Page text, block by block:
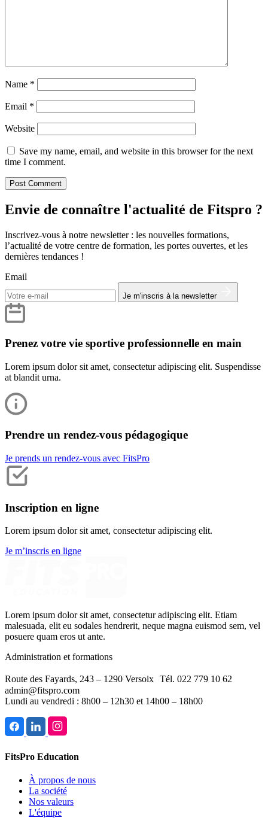
Name *
Email *
Website
Save my name, email, and website in this browser for the next
time I comment.
Envie de connaître l'actualité de Fitspro ?
Inscrivez-vous à notre newsletter : les nouvelles formations,
l’actualité de votre centre de formation, les portes ouvertes, et les
dernières tendances !
Email
Je m'inscris à la newsletter
Prenez votre vie sportive professionnelle en main
Lorem ipsum dolor sit amet, consectetur adipiscing elit. Suspendisse
at blandit urna.
Prendre un rendez-vous pédagogique
Je prends un rendez-vous avec FitsPro
Inscription en ligne
Lorem ipsum dolor sit amet, consectetur adipiscing elit.
Je m’inscris en ligne
Lorem ipsum dolor sit amet, consectetur adipiscing elit. Etiam
malesuada, elit eu sodales hendrerit, neque magna euismod sem, vel
posuere quam eros ut ante.
Administration et formations
Route des Fayards, 243 – 1290 Versoix Tél. 022 779 10 62
admin@fitspro.com
Lundi au vendredi : 8h00 – 12h30 et 14h00 – 18h00
FitsPro Education
À propos de nous
La société
Nos valeurs
L'équipe